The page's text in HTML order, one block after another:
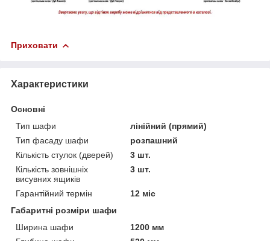
Приховати
Характеристики
Основні
Тип шафи
лінійний (прямий)
Тип фасаду шафи
розпашний
Кількість стулок (дверей)
3 шт.
Кількість зовнішніх
висувних ящиків
3 шт.
Гарантійний термін
12 міс
Габаритні розміри шафи
Ширина шафи
1200 мм